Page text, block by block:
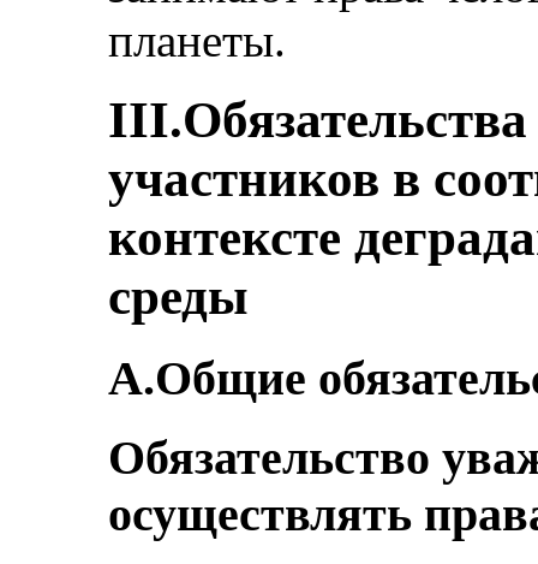
планеты.
III.Обязательства
участников в
контексте
среды
A.Общие
Обязательство
осуществлять